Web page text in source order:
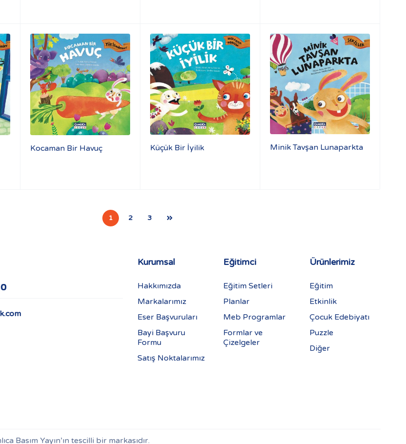
Kocaman Bir Havuç Küçük Bir İyilik Minik Tavşan Lunaparkta
1 2 3
Kurumsal
Hakkımızda
Markalarımız
Eser Başvuruları
Bayi Başvuru
Formu
Satış Noktalarımız
Eğitimci
Eğitim Setleri
Planlar
Meb Programlar
Formlar ve
Çizelgeler
Ürünlerimiz
Eğitim
Etkinlik
Çocuk Edebiyatı
Puzzle
Diğer
Basım Yayın’ın tescilli bir markasıdır.